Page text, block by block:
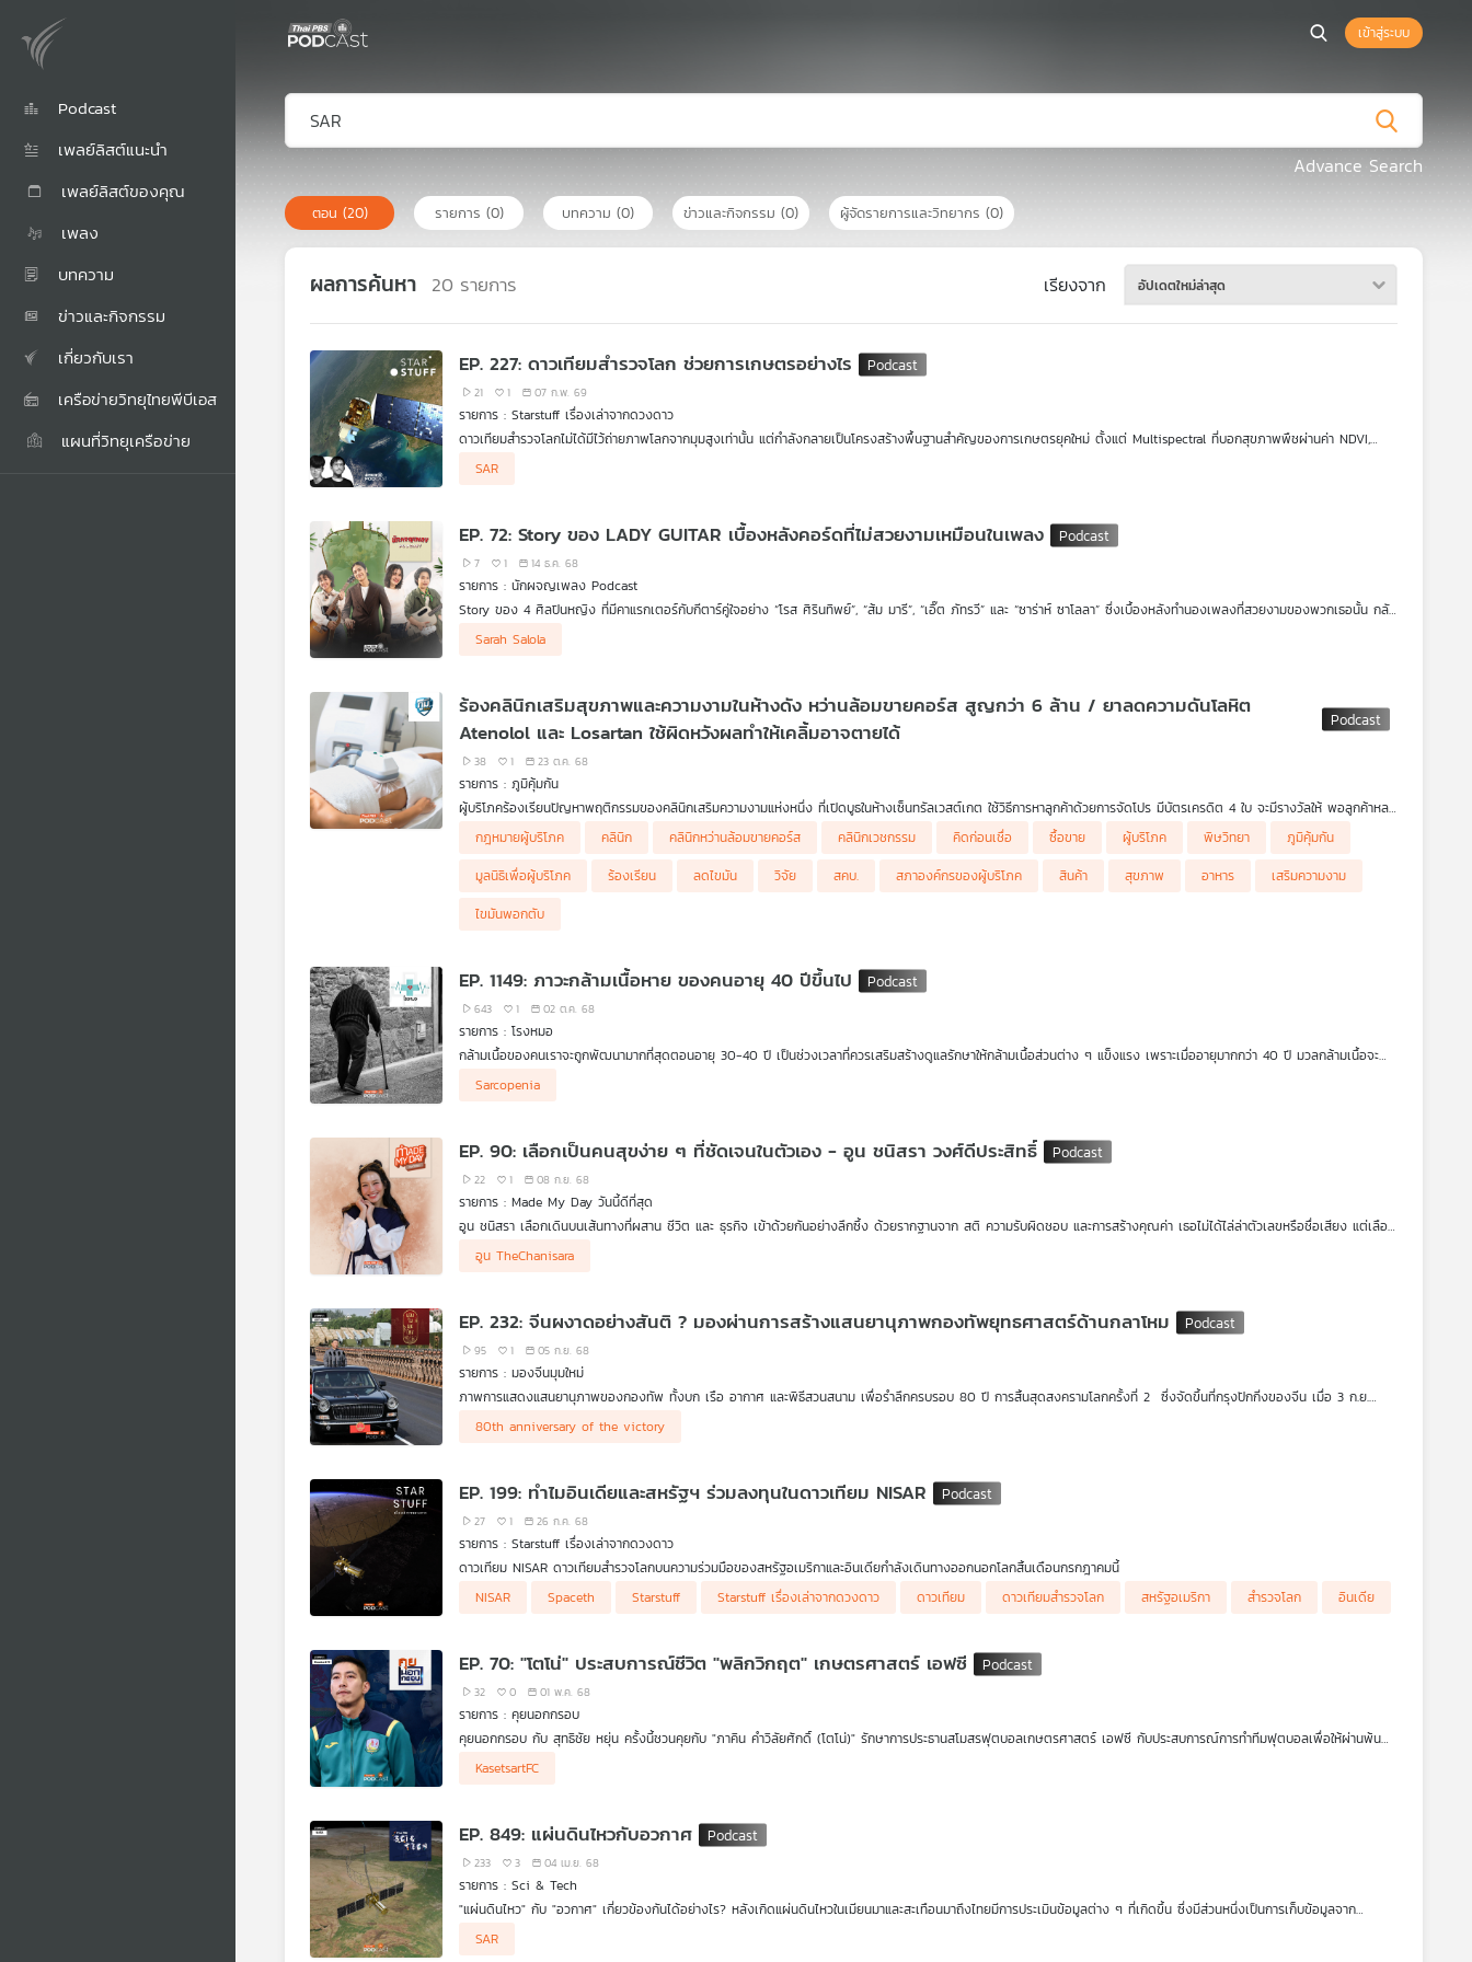
Podcast
เพลย์ลิสต์แนะนำ
เพลย์ลิสต์ของคุณ
เพลง
บทความ
ข่าวและกิจกรรม
เกี่ยวกับเรา
เครือข่ายวิทยุไทยพีบีเอส
แผนที่วิทยุเครือข่าย
เข้าสู่ระบบ
Advance Search
ตอน (20) รายการ (0) บทความ (0) ข่าวและกิจกรรม (0) ผู้จัดรายการและวิทยากร (0)
ผลการค้นหา 20 รายการ เรียงจาก อัปเดตใหม่ล่าสุด
EP. 227: ดาวเทียมสำรวจโลก ช่วยการเกษตรอย่างไร
21 1 07 ก.พ. 69
รายการ : Starstuff เรื่องเล่าจากดวงดาว
ดาวเทียมสำรวจโลกไม่ได้มีไว้ถ่ายภาพโลกจากมุมสูงเท่านั้น แต่กำลังกลายเป็นโครงสร้างพื้นฐานสำคัญของการเกษตรยุคใหม่ ตั้งแต่ Multispectral ที่บอกสุขภาพพืชผ่านค่า NDVI,
หรือกลางคืน แต่คำถามจริงอาจไม่ใช่แค่ “เทคโนโลยีทำอะไรได้บ้าง” แต่อยู่ที่ “นโยบายจะจัดการข้อมูลเหล่านี้อย่างไร” ใครเข้าถึง ใครได้ประโยชน์ และเราจะเปลี่ยนข้อมูลจากอวกาศให้
SAR
EP. 72: Story ของ LADY GUITAR เบื้องหลังคอร์ดที่ไม่สวยงามเหมือนในเพลง
7 1 14 ธ.ค. 68
รายการ : นักผจญเพลง Podcast
Story ของ 4 ศิลปินหญิง ที่มีคาแรกเตอร์กับกีตาร์คู่ใจอย่าง “โรส ศิรินทิพย์”, “ส้ม มารี”, “เอิ๊ต ภัทรวี” และ “ซาร่าห์ ซาโลลา” ซึ่งเบื้องหลังทำนองเพลงที่สวยงามของพวกเธอนั้น กลับ
สิ่งที่ทำได้อย่างแน่นอน
มันเป็นความสวยงามผ่านเสียงเพลงได้อย่างไร
Sarah Salola
ร้องคลินิกเสริมสุขภาพและความงามในห้างดัง หว่านล้อมขายคอร์ส สูญกว่า 6 ล้าน / ยาลดความดันโลหิต
Atenolol และ Losartan ใช้ผิดหวังผลทำให้เคลิ้มอาจตายได้
38 1 23 ต.ค. 68
รายการ : ภูมิคุ้มกัน
ผู้บริโภคร้องเรียนปัญหาพฤติกรรมของคลินิกเสริมความงามแห่งหนึ่ง ที่เปิดบูธในห้างเซ็นทรัลเวสต์เกต ใช้วิธีการหาลูกค้าด้วยการจัดโปร มีบัตรเครดิต 4 ใบ จะมีรางวัลให้ พอลูกค้าหลง
เข้าไปรับของรางวัล ก็ถูกพนักงานหว่านล้อมขายคอร์สสุขภาพ ลดไขมัน สมัครครั้งแรก 10,000 บาท พอเข้าไปรับบริการใช้เครื่องตีไขมันในคลินิก พนักงาน 3 – 4 คน เข้าไปรุมล้อม
กดดันเพื่อขายคอร์สสุขภาพลดไขมันพอกตับ อ้างว่าเจ้าของคลินิกเป็นหมอ ประกอบกับผู้ร้องเรียนเป็นโรควิตกกังวลรับความกดดันไม่ไหวจึงจ่ายเงินซื้อคอร์สไปอีก 1 ล้านบาท
พอไปรับบริการครั้งต่อมาก็ถูกรุมล้อมกดดันขายคอร์สสุขภาพเพิ่มอีก บางครั้งอ้างว่าลูกค้าคนอื่นซื้อคอร์ส 10 ล้าน ไขมันพอกตับหาย หรือบางครั้งอ้างว่าหมอเข้ามาคลินิกเพื่อตรวจให้
ซึ่งพนักงานคลินิกยังมีพฤติกรรมคือถ้าวงเงินบัตรเครดิตผู้ร้องเรียนเต็ม ก็จะให้ลูกค้าไปดำเนินการโทรไปธนาคารเพิ่มวงเงินเอาบัตรเครดิตของผู้เสียหายไปทำเอง จนเสียค่าบริการไป
ฟังรายละเอียดจาก คุณคณิช น้องชายของผู้เสียหาย
การหว่านล้อมขายคอร์สเข้าข่ายยัดเยียดขายหรือไม่ เข้าข่ายความผิดอะไรบ้าง
ถ้าเจอเหตุการณ์แบบนี้ผู้บริโภคต้องทำอย่างไร
ฟังจาก คุณภัทรกร ทีปบุญรัตน์ รองหัวหน้าฝ่ายคุ้มครองและพิทักษ์สิทธิผู้บริโภค สภาผู้บริโภค
…………….
คิดก่อนเชื่อ กับ ดร.แก้ว กังสดาลอำไพ นักพิษวิทยา กับ ชนาธิป ไพรพงค์
ตอน ยาลดความดันโลหิต Atenolol และ Losartan ใช้ผิดหวังผลทำให้เคลิ้มอาจตายได้
กฎหมายผู้บริโภค คลินิก คลินิกหว่านล้อมขายคอร์ส คลินิกเวชกรรม คิดก่อนเชื่อ ซื้อขาย ผู้บริโภค พิษวิทยา
ภูมิคุ้มกัน
มูลนิธิเพื่อผู้บริโภค
ร้องเรียน ลดไขมัน วิจัย สคบ. สภาองค์กรของผู้บริโภค สินค้า สุขภาพ อาหาร
เสริมความงาม
ไขมันพอกตับ
EP. 1149: ภาวะกล้ามเนื้อหาย ของคนอายุ 40 ปีขึ้นไป
643 1 02 ต.ค. 68
รายการ : โรงหมอ
กล้ามเนื้อของคนเราจะถูกพัฒนามากที่สุดตอนอายุ 30-40 ปี เป็นช่วงเวลาที่ควรเสริมสร้างดูแลรักษาให้กล้ามเนื้อส่วนต่าง ๆ แข็งแรง เพราะเมื่ออายุมากกว่า 40 ปี มวลกล้ามเนื้อจะ
เนื้อมากขึ้น โดยเฉพาะเมื่ออายุ 65 ปี จะเริ่มแสดงอาการจากการสูญเสียมวลกล้ามเนื้อ สังเกตได้จากการยืน เดิน หรือกิจวัตรประจำวันที่จำเป็นต้องเคลื่อนไหว ทำได้ช้าลง หรือต้องมีไม้
Sarcopenia
EP. 90: เลือกเป็นคนสุขง่าย ๆ ที่ชัดเจนในตัวเอง - อูน ชนิสรา วงศ์ดีประสิทธิ์
22 1 08 ก.ย. 68
รายการ : Made My Day วันนี้ดีที่สุด
อูน ชนิสรา เลือกเดินบนเส้นทางที่ผสาน ชีวิต และ ธุรกิจ เข้าด้วยกันอย่างลึกซึ้ง ด้วยรากฐานจาก สติ ความรับผิดชอบ และการสร้างคุณค่า เธอไม่ได้ไล่ล่าตัวเลขหรือชื่อเสียง แต่เลือก
แล้วคุณล่ะ…กำลังวิ่งหาความสำเร็จ หรือกำลังสร้างชีวิตที่มีคุณค่า ?
อูน TheChanisara
EP. 232: จีนผงาดอย่างสันติ ? มองผ่านการสร้างแสนยานุภาพกองทัพยุทธศาสตร์ด้านกลาโหม
95 1 05 ก.ย. 68
รายการ : มองจีนมุมใหม่
ภาพการแสดงแสนยานุภาพของกองทัพ ทั้งบก เรือ อากาศ และพิธีสวนสนาม เพื่อรำลึกครบรอบ 80 ปี การสิ้นสุดสงครามโลกครั้งที่ 2 ซึ่งจัดขึ้นที่กรุงปักกิ่งของจีน เมื่อ 3 ก.ย.
จอง อึน ของเกาหลีเหนือ รวมทั้งชาติพันธมิตรของจีน กำลังถูกจับจ้องมองจากทั่วโลก
พร้อมวางเป้าหมายให้จีนต้องปฎิรูปกองทัพให้ทันสมัยภายในปี ค.ศ. 2035 และมุ่งสู่การเป็นชาติมหาอำนาจด้านกลาโหมในปี ค.ศ. 2049 ซึ่งจะเป็นวาระครบรอบ 100 ปีการก่อตั้ง
โสภิต หวังวิวัฒนา ชวน ดร.อรสา รัตนอมรภิรมย์ นักวิชาการอิสระด้านจีนศึกษา คุยเรื่องนี้ว่า สรุปแล้ว การที่จีนประกาศว่าจะปฏิรูปกองทัพ เสริมความแข็งแกร่งและสร้างความมั่นคง
80th anniversary of the victory
EP. 199: ทำไมอินเดียและสหรัฐฯ ร่วมลงทุนในดาวเทียม NISAR
27 1 26 ก.ค. 68
รายการ : Starstuff เรื่องเล่าจากดวงดาว
ดาวเทียม NISAR ดาวเทียมสำรวจโลกบนความร่วมมือของสหรัฐอเมริกาและอินเดียกำลังเดินทางออกนอกโลกสิ้นเดือนกรกฎาคมนี้
Starstuff ชวนมาฟังแนวคิดและเหตุผลว่าทำไมอินเดียถึงสนใจและร่วมลงทุนกับสหรัฐในการสร้างดาวเทียมดวงนี้ แล้วทำไมรัฐบาลของทั้งสองประเทศยังคงพัฒนาดาวเทียมสำรวจโลก
ผ่านเรดาร์ทั้งที่ปัจจุบันมีบริษัทเอกชนทำดาวเทียมสำรวจโลกผ่านเรดาร์ประเภทนี้อยู่เหมือนกัน
NISAR Spaceth Starstuff Starstuff เรื่องเล่าจากดวงดาว ดาวเทียม ดาวเทียมสำรวจโลก สหรัฐอเมริกา สำรวจโลก อินเดีย
EP. 70: "โตโน่" ประสบการณ์ชีวิต "พลิกวิกฤต" เกษตรศาสตร์ เอฟซี
32 0 01 พ.ค. 68
รายการ : คุยนอกกรอบ
คุยนอกกรอบ กับ สุทธิชัย หยุ่น ครั้งนี้ชวนคุยกับ "ภาคิน คำวิลัยศักดิ์ (โตโน่)" รักษาการประธานสโมสรฟุตบอลเกษตรศาสตร์ เอฟซี กับประสบการณ์การทำทีมฟุตบอลเพื่อให้ผ่านพ้น
KasetsartFC
EP. 849: แผ่นดินไหวกับอวกาศ
233 3 04 เม.ย. 68
รายการ : Sci & Tech
"แผ่นดินไหว" กับ "อวกาศ" เกี่ยวข้องกันได้อย่างไร? หลังเกิดแผ่นดินไหวในเมียนมาและสะเทือนมาถึงไทยมีการประเมินข้อมูลต่าง ๆ ที่เกิดขึ้น ซึ่งมีส่วนหนึ่งเป็นการเก็บข้อมูลจาก
เป็นประโยชน์ไม่น้อยสำหรับการติดตามเรื่องภัยพิบัติ
SAR